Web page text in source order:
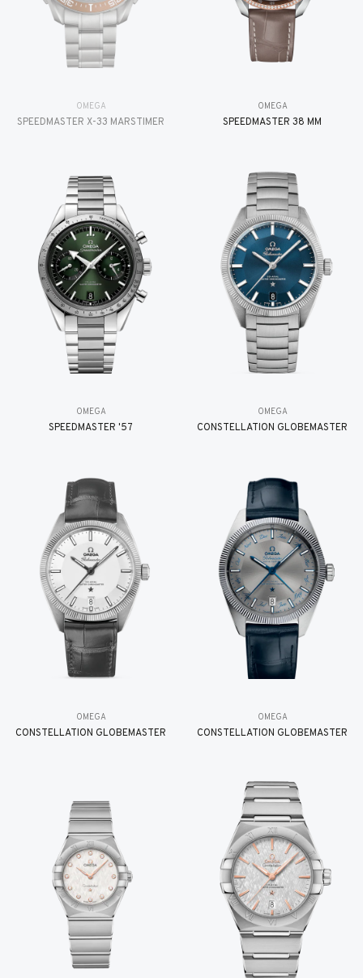
OMEGA
SPEEDMASTER X-33 MARSTIMER
OMEGA
SPEEDMASTER 38 MM
OMEGA
SPEEDMASTER '57
OMEGA
CONSTELLATION GLOBEMASTER
OMEGA
CONSTELLATION GLOBEMASTER
OMEGA
CONSTELLATION GLOBEMASTER